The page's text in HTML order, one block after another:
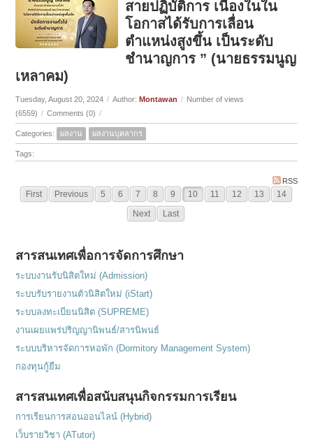
สายปฏิบัติการ เนื่องในใน
โอกาสได้รับการเลื่อน
ตำแหน่งสูงขึ้น เป็นระดับ
ชำนาญการ ” (นายธรรมนูญ
เหลาคม)
Tuesday, August 20, 2024 / Author:Montawan / Number of views
(6559) / Comments (0) /
Categories: ผลงาน ผลงานบุคลากร
Tags:
RSS
First Previous 5 6 7 8 9 10 11 12 13
14
Next
Last
สารสนเทศเพื่อการจัดการศึกษา
ระบบงานรับนิสิตใหม่ (Admission)
ระบบรับรายงานตัวนิสิตใหม่ (iStart)
ระบบลงทะเบียนนิสิต (SUPREME)
งานเผยแพร่ปริญญานิพนธ์/สารนิพนธ์
ระบบบริหารจัดการหอพัก (Dormitory Management System)
กองทุนกู้ยืม
สารสนเทศเพื่อสนับสนุนกิจกรรมการเรียน
การเรียนการสอนออนไลน์ (Hybrid)
เว็บรายวิชา (ATutor)